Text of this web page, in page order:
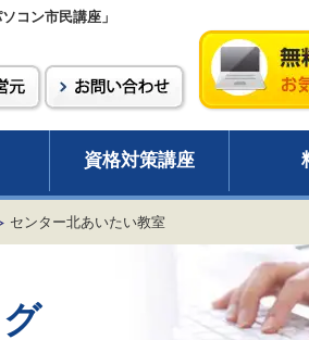
コン市民講座」
資格対策講座
センター北あいたい教室